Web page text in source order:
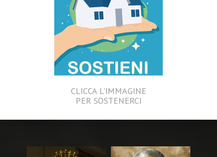
CLICCA L'IMMAGINE
PER SOSTENERCI